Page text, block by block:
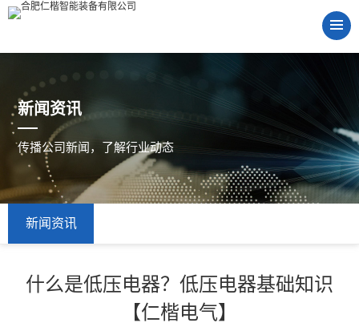
新闻资讯
传播公司新闻，了解行业动态
新闻资讯
什么是低压电器？低压电器基础知识
【仁楷电气】